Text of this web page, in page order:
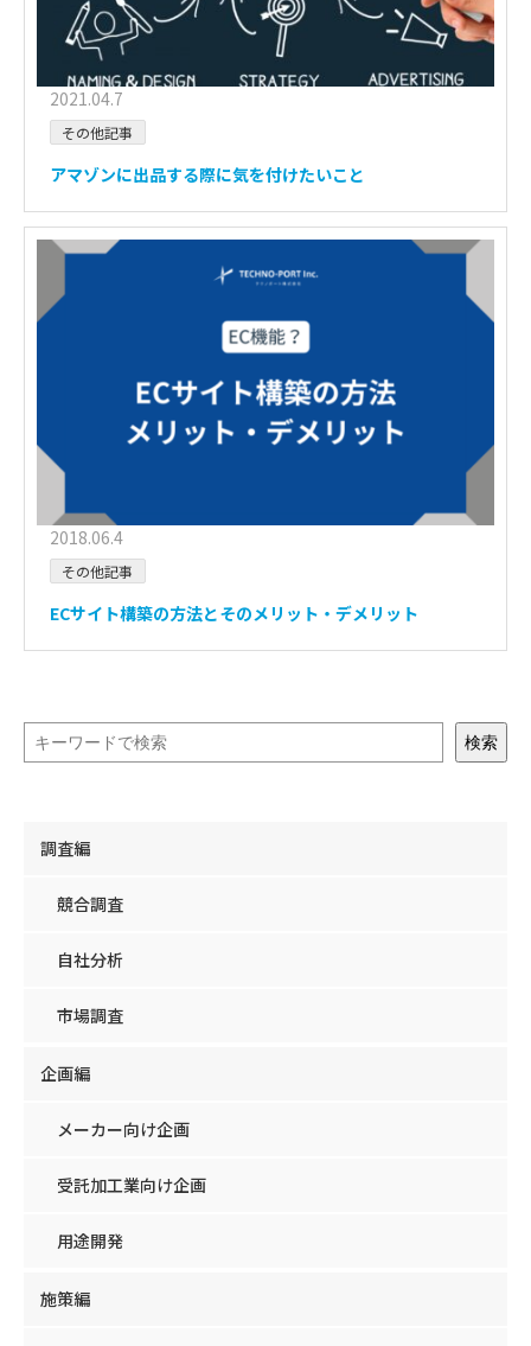
2021.04.7
その他記事
アマゾンに出品する際に気を付けたいこと
2018.06.4
その他記事
ECサイト構築の方法とそのメリット・デメリット
検索
調査編
競合調査
自社分析
市場調査
企画編
メーカー向け企画
受託加工業向け企画
用途開発
施策編